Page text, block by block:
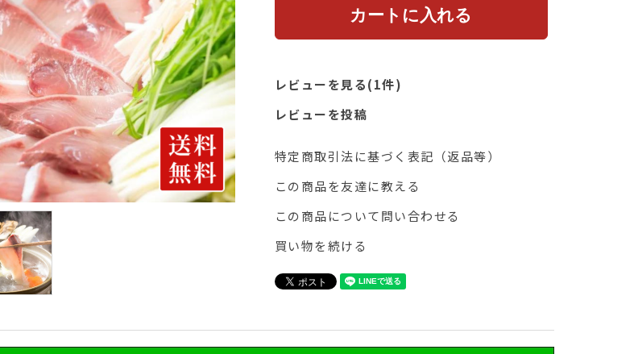
レビューを見る(1件)
レビューを投稿
特定商取引法に基づく表記（返品等）
この商品を友達に教える
この商品について問い合わせる
買い物を続ける